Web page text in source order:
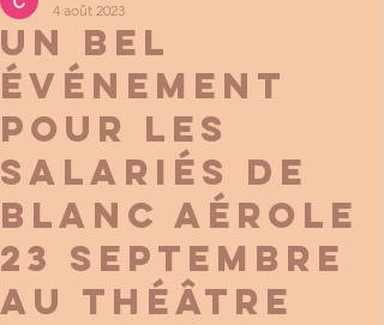
Un bel
événement
pour les
salariés de
Blanc Aérole
23 septembre
au théâtre
4 août 2023